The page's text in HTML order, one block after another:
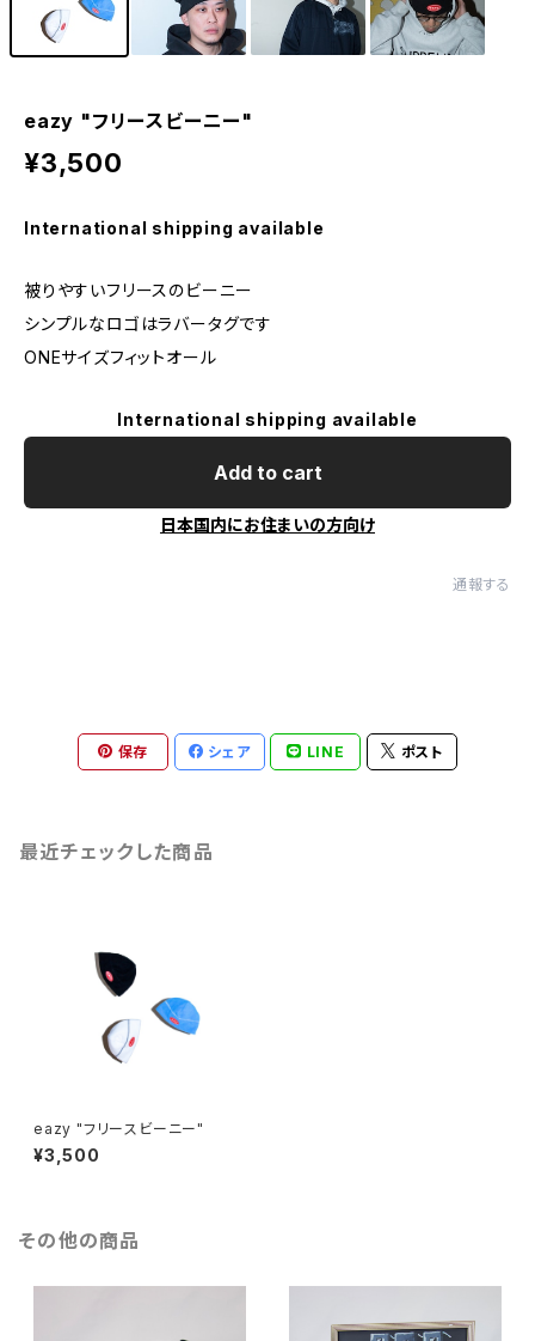
eazy "フリースビーニー"
¥3,500
International shipping available
被りやすいフリースのビーニー
シンプルなロゴはラバータグです
ONEサイズフィットオール
International shipping available
Add to cart
日本国内にお住まいの方向け
通報する
保存 シェア LINE ポスト
最近チェックした商品
eazy "フリースビーニー"
¥3,500
その他の商品